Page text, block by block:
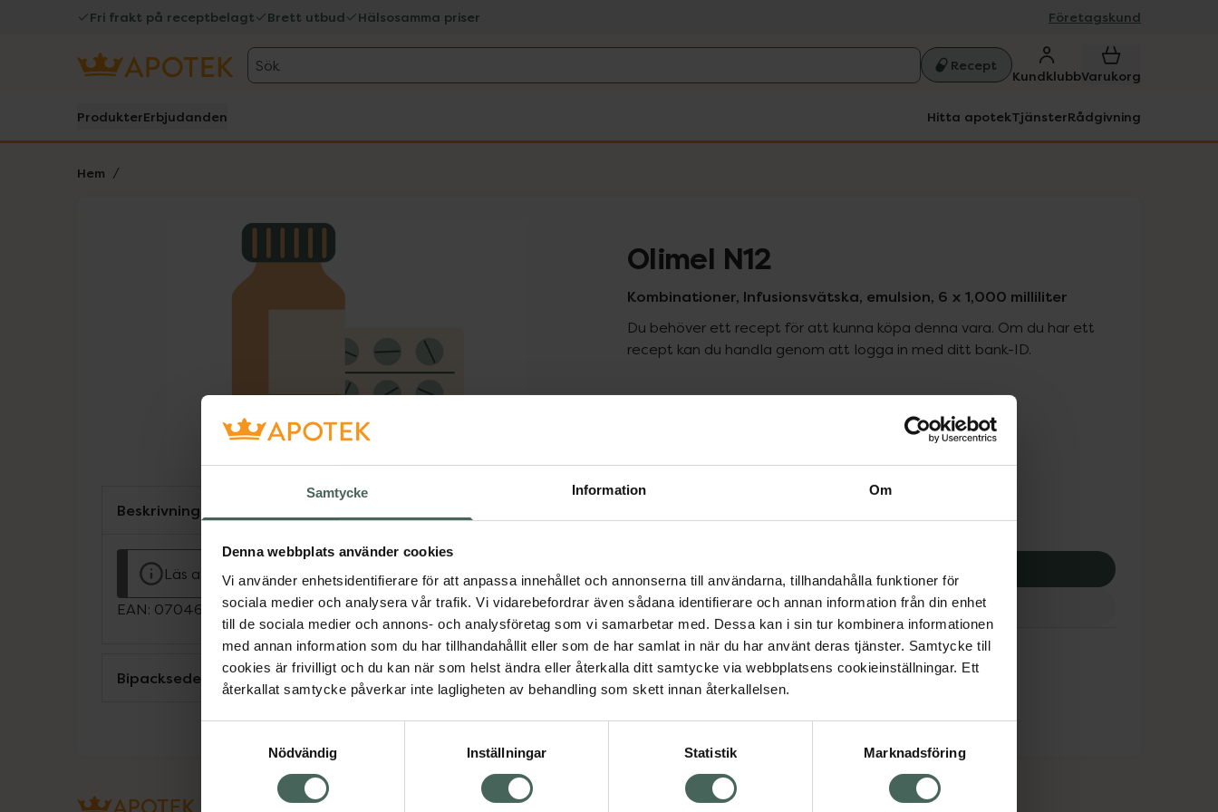
Samtycke Information Om
Denna webbplats använder cookies
Vi använder enhetsidentifierare för att anpassa innehållet och annonserna till användarna, tillhandahålla funktioner för
sociala medier och analysera vår trafik. Vi vidarebefordrar även sådana identifierare och annan information från din enhet
till de sociala medier och annons- och analysföretag som vi samarbetar med. Dessa kan i sin tur kombinera informationen
med annan information som du har tillhandahållit eller som de har samlat in när du har använt deras tjänster. Samtycke till
cookies är frivilligt och du kan när som helst ändra eller återkalla ditt samtycke via webbplatsens cookieinställningar. Ett
återkallat samtycke påverkar inte lagligheten av behandling som skett innan återkallelsen.
Nödvändig
Inställningar Statistik Marknadsföring
Fri frakt på receptbelagt Brett utbud Hälsosamma priser Företagskund
Sök Recept
KundklubbVarukorg
ProdukterErbjudanden Hitta apotekTjänsterRådgivning
Hem
Lista: . Innehåller 1 objekt. Olimel N12
Kombinationer, Infusionsvätska, emulsion, 6 x 1,000 milliliter
Du behöver ett recept för att kunna köpa denna vara. Om du har ett
recept kan du handla genom att logga in med ditt bank-ID.
Pris med recept
Högkostnadsskyddet gäller
1960,90 kr
I apotek:1960,90 kr
Köp via ditt recept
Aktuella erbjudanden
Beskrivning
Läs alltid bipacksedeln innan användning.
EAN: 07046260597778
Bipacksedel från FASS Visa
Om recept och läkemedel